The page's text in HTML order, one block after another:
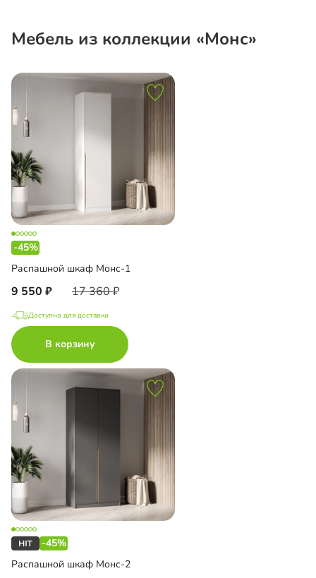
Мебель из коллекции «Монс»
-45%
Распашной шкаф Монс-1
9 550 17 360
Доступно для доставки
В корзину
-45%
Распашной шкаф Монс-2